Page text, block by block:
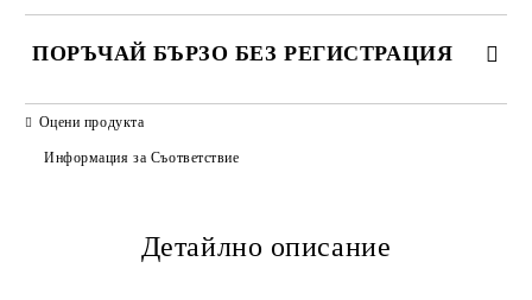
ПОРЪЧАЙ БЪРЗО БЕЗ РЕГИСТРАЦИЯ
Ние ще се свържем с вас в рамките на работния ден.
Оцени продукта
Информация за Съответствие
Детайлно описание